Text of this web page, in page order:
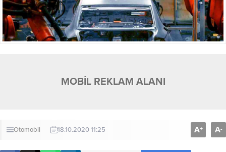
MOBİL REKLAM ALANI
Otomobil 18.10.2020 11:25 A+ A-